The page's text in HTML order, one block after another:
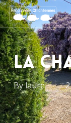
Skip
to
main
content
LA
Bylaure